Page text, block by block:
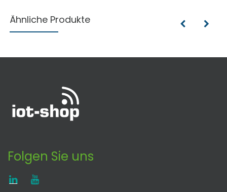
Ähnliche Produkte
Folgen Sie uns